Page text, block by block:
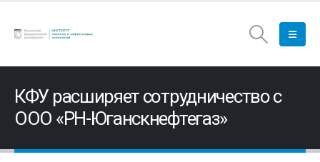
КФУ расширяет сотрудничество с
ООО «РН-Юганскнефтегаз»